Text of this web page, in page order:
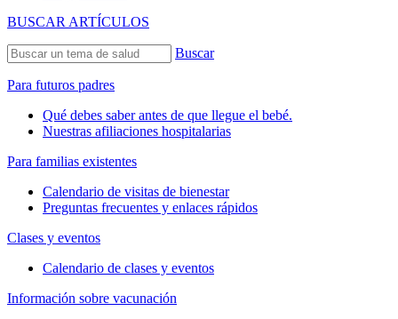
BUSCAR ARTÍCULOS
Buscar
Para futuros padres
Qué debes saber antes de que llegue el bebé.
Nuestras afiliaciones hospitalarias
Para familias existentes
Calendario de visitas de bienestar
Preguntas frecuentes y enlaces rápidos
Clases y eventos
Calendario de clases y eventos
Información sobre vacunación